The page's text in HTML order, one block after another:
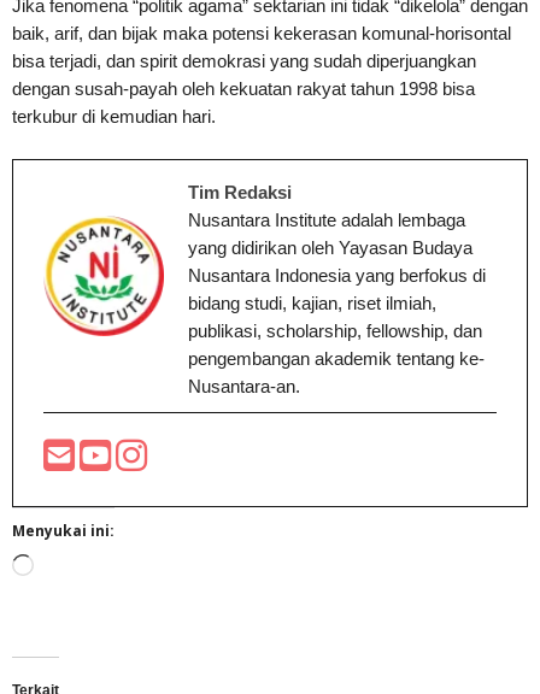
Jika fenomena “politik agama” sektarian ini tidak “dikelola” dengan
baik, arif, dan bijak maka potensi kekerasan komunal-horisontal
bisa terjadi, dan spirit demokrasi yang sudah diperjuangkan
dengan susah-payah oleh kekuatan rakyat tahun 1998 bisa
terkubur di kemudian hari.
Tim Redaksi
Nusantara Institute adalah lembaga
yang didirikan oleh Yayasan Budaya
Nusantara Indonesia yang berfokus di
bidang studi, kajian, riset ilmiah,
publikasi, scholarship, fellowship, dan
pengembangan akademik tentang ke-
Nusantara-an.
Menyukai ini:
Memuat...
Terkait